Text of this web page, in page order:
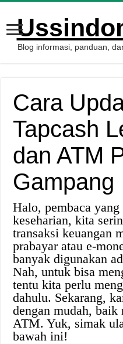
Blog informasi, panduan,
Cara
Tapcash
dan ATM
Gampang
Halo, pembaca
keseharian, kita
transaksi keuangan
prabayar atau e-
banyak digunakan
Nah, untuk bisa
tentu kita perlu
dahulu. Sekarang,
dengan mudah,
ATM. Yuk, simak
bawah ini!